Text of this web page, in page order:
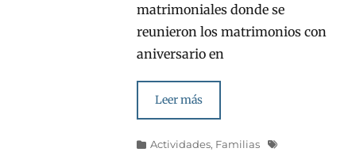
matrimoniales donde se
reunieron los matrimonios con
aniversario en
Leer más
Categorías
Actividades, Familias
Etiquetas